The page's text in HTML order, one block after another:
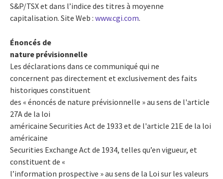
S&P/TSX et dans l’indice des titres à moyenne
capitalisation. Site Web : www.cgi.com.
Énoncés de
nature prévisionnelle
Les déclarations dans ce communiqué qui ne
concernent pas directement et exclusivement des faits
historiques constituent
des « énoncés de nature prévisionnelle » au sens de l'article
27A de la loi
américaine Securities Act de 1933 et de l'article 21E de la loi
américaine
Securities Exchange Act de 1934, telles qu’en vigueur, et
constituent de «
l’information prospective » au sens de la Loi sur les valeurs